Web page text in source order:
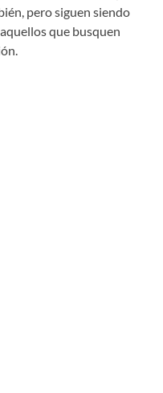
pero siguen siendo
que busquen